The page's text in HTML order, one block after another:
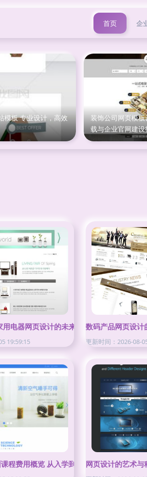
首页 企
模板 专业设计，高效
装饰公司网页模板
载与企业官网建设
电器网页设计的未来趋势
19:59:15
数码产品网页设计
更新时间：2026-08-
程费用概览 从入学到精通的投入分析
网页设计的艺术